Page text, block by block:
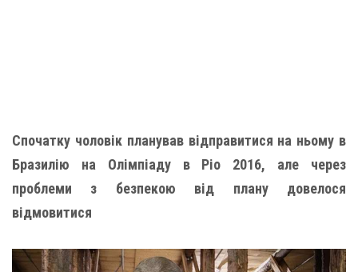
Спочатку чоловік планував відправитися на ньому в
Бразилію на Олімпіаду в Ріо 2016, але через
проблеми з безпекою від плану довелося
відмовитися